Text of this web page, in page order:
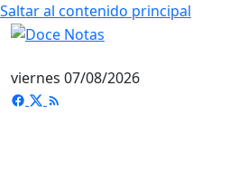
Saltar al contenido principal
viernes 07/08/2026